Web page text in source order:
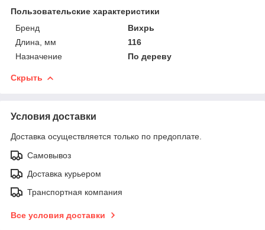
Пользовательские характеристики
Бренд
Вихрь
Длина, мм
116
Назначение
По дереву
Скрыть
Условия доставки
Доставка осуществляется только по предоплате.
Самовывоз
Доставка курьером
Транспортная компания
Все условия доставки